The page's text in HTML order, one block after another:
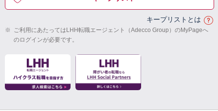
キープリストとは
※ ご利用にあたってはLHH転職エージェント（Adecco Group）のMyPageへ
のログインが必要です。